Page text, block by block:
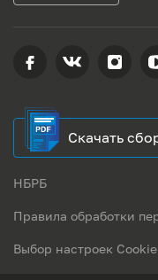
Скачать
НБРБ
Правила обработки
Выбор настроек Cookie